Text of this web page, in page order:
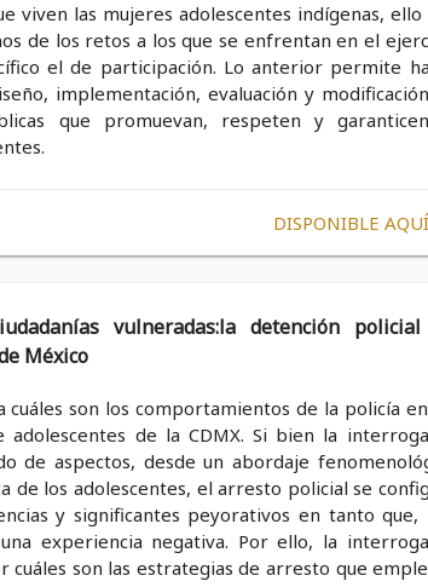
viven las mujeres adolescentes indígenas, ello
de los retos a los que se enfrentan en el
el de participación. Lo anterior permite
implementación, evaluación y
que promuevan, respeten y
DISPONIBLE AQUÍ
vulneradas:la detención
México
cuáles son los comportamientos de la policía
de la CDMX. Si bien la
de aspectos, desde un abordaje
de los adolescentes, el arresto policial se
y significantes peyorativos en tanto que,
experiencia negativa. Por ello, la
cuáles son las estrategias de arresto que